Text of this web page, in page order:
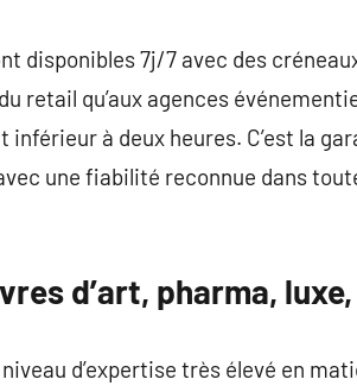
disponibles 7j/7 avec des
retail qu’aux agences
à deux heures. C’est la
une fiabilité reconnue dans
d’art, pharma,
d’expertise très élevé en